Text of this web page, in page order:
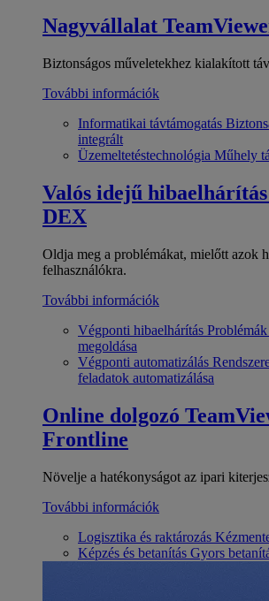
Nagyvállalat
Biztonságos műveletekhez kialakított
További információk
Informatikai távtámogatás
integrált
Üzemeltetéstechnológia Műhely
Valós idejű hibaelhárítás
DEX
Oldja meg a problémákat, mielőtt azok
felhasználókra.
További információk
Végponti hibaelhárítás Problémák
megoldása
Végponti automatizálás
feladatok automatizálása
Online dolgozó
Frontline
Növelje a hatékonyságot az ipari
További információk
Logisztika és raktározás
Képzés és betanítás Gyors